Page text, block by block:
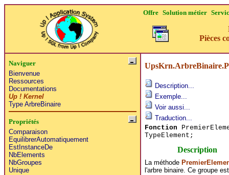
Offre Solution métier
Pièces
Naviguer
Bienvenue
Ressources
Documentations
Up ! Kernel
Type ArbreBinaire
Propriétés
Comparaison
EquilibrerAutomatiquement
EstInstanceDe
NbElements
NbGroupes
Unique
Description...
Exemple...
Voir aussi...
Traduction...
Fonction
TypeElement;
Description
La méthode
l'arbre binaire. Ce groupe